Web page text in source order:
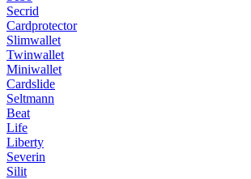
Secrid
Cardprotector
Slimwallet
Twinwallet
Miniwallet
Cardslide
Seltmann
Beat
Life
Liberty
Severin
Silit